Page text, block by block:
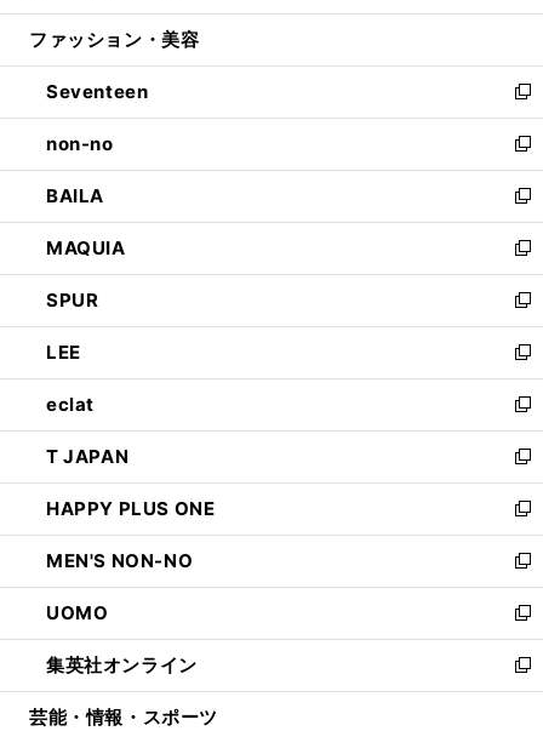
開
ウ
開
く
ン
ウ
で
開
く
ウ
ン
ド
ウ
で
開
く
ファッション・美容
Seventeen
新
し
い
ウ
ィ
ン
ド
ウ
で
開
く
non-no
新
し
い
ウ
ィ
ン
ド
ウ
で
開
く
BAILA
新
し
い
ウ
ィ
ン
ド
ウ
で
開
く
MAQUIA
新
し
い
ウ
ィ
ン
ド
ウ
で
開
く
SPUR
新
し
い
ウ
ィ
ン
ド
ウ
で
開
く
LEE
新
し
い
ウ
ィ
ン
ド
ウ
で
開
く
eclat
新
し
い
ウ
ィ
ン
ド
ウ
で
開
く
T JAPAN
新
し
い
ウ
ィ
ン
ド
ウ
で
開
HAPPY PLUS ONE
新
し
い
ウ
ィ
ン
ド
ウ
MEN'S NON-NO
新
し
い
ウ
ィ
ン
UOMO
新
し
い
ウ
集英社オンライン
新
し
芸能・情報・スポーツ